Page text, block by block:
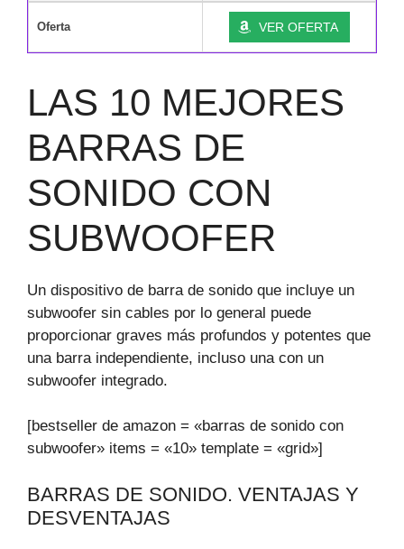
Oferta VER OFERTA
LAS 10 MEJORES
BARRAS DE
SONIDO CON
SUBWOOFER
Un dispositivo de barra de sonido que incluye un
subwoofer sin cables por lo general puede
proporcionar graves más profundos y potentes que
una barra independiente, incluso una con un
subwoofer integrado.
[bestseller de amazon = «barras de sonido con
subwoofer» items = «10» template = «grid»]
BARRAS DE SONIDO. VENTAJAS Y
DESVENTAJAS